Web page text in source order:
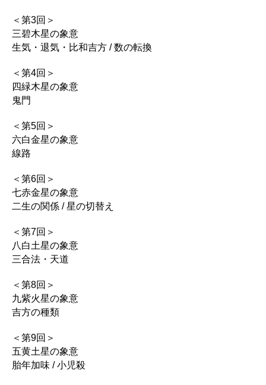
＜第3回＞
三碧木星の象意
生気・退気・比和吉方 / 数の転換
＜第4回＞
四緑木星の象意
鬼門
＜第5回＞
六白金星の象意
線路
＜第6回＞
七赤金星の象意
二生の関係 / 星の切替え
＜第7回＞
八白土星の象意
三合法・天道
＜第8回＞
九紫火星の象意
吉方の種類
＜第9回＞
五黄土星の象意
胎年加味 / 小児殺